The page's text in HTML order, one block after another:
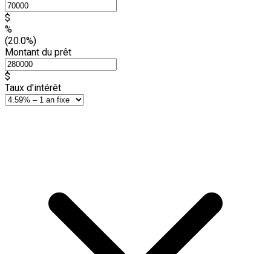
$
%
(20.0%)
Montant du prêt
$
Taux d'intérêt